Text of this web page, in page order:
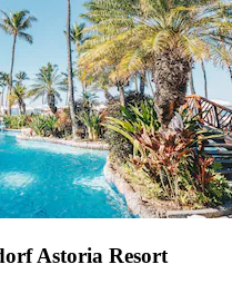
Astoria Resort